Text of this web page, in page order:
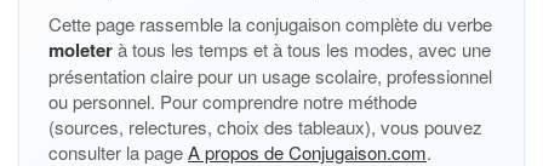
Cette page rassemble la conjugaison complète du verbe
moleterà tous les temps et à tous les modes, avec une
présentation claire pour un usage scolaire, professionnel
ou personnel. Pour comprendre notre méthode
(sources, relectures, choix des tableaux), vous pouvez
consulter la pageA propos de Conjugaison.com.